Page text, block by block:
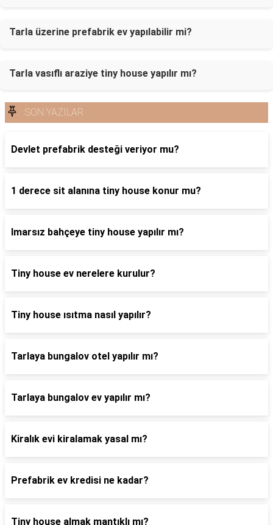
Tarla üzerine prefabrik ev yapılabilir mi?
Tarla vasıflı araziye tiny house yapılır mı?
SON YAZILAR
Devlet prefabrik desteği veriyor mu?
1 derece sit alanına tiny house konur mu?
Imarsız bahçeye tiny house yapılır mı?
Tiny house ev nerelere kurulur?
Tiny house ısıtma nasıl yapılır?
Tarlaya bungalov otel yapılır mı?
Tarlaya bungalov ev yapılır mı?
Kiralık evi kiralamak yasal mı?
Prefabrik ev kredisi ne kadar?
Tiny house almak mantıklı mı?